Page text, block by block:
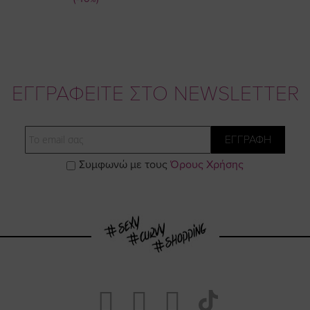
ΕΓΓΡΑΦΕΙΤΕ ΣΤΟ NEWSLETTER
ΕΓΓΡΑΦΗ
Συμφωνώ με τους Όρους Χρήσης
Visit Visit Visit